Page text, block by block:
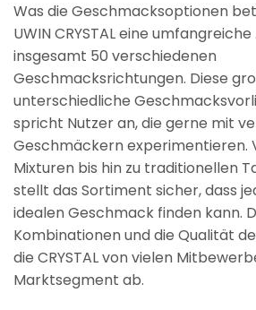
Was die Geschmacksoptionen
UWIN CRYSTAL eine
insgesamt 50 verschiedenen
Geschmacksrichtungen. Diese
unterschiedliche
spricht Nutzer an, die gerne mit
Geschmäckern experimentieren.
Mixturen bis hin zu traditionellen
stellt das Sortiment sicher, dass
idealen Geschmack finden kann.
Kombinationen und die Qualität
die CRYSTAL von vielen
Marktsegment ab.